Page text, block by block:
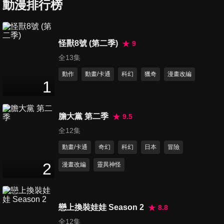
第7集 我是壞壞星人,壞壞
22分鐘
22分鐘
22分鐘
動漫排行榜
1
怪獸8號 (第二季)
9
全13集
動作 動畫/卡通 科幻 獵奇 漫畫改編
2
膽大黨 第二季
9.5
全12集
動畫/卡通 奇幻 科幻 日本 冒險
漫畫改編 靈異神怪
戀上換裝娃娃 Season 2
8.8
全12集